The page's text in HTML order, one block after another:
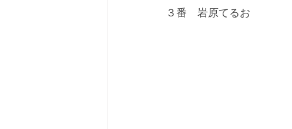
３番　岩原てるお